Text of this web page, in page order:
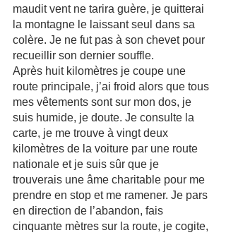
maudit vent ne tarira guère, je quitterai
la montagne le laissant seul dans sa
colère. Je ne fut pas à son chevet pour
recueillir son dernier souffle.
Après huit kilomètres je coupe une
route principale, j’ai froid alors que tous
mes vêtements sont sur mon dos, je
suis humide, je doute. Je consulte la
carte, je me trouve à vingt deux
kilomètres de la voiture par une route
nationale et je suis sûr que je
trouverais une âme charitable pour me
prendre en stop et me ramener. Je pars
en direction de l’abandon, fais
cinquante mètres sur la route, je cogite,